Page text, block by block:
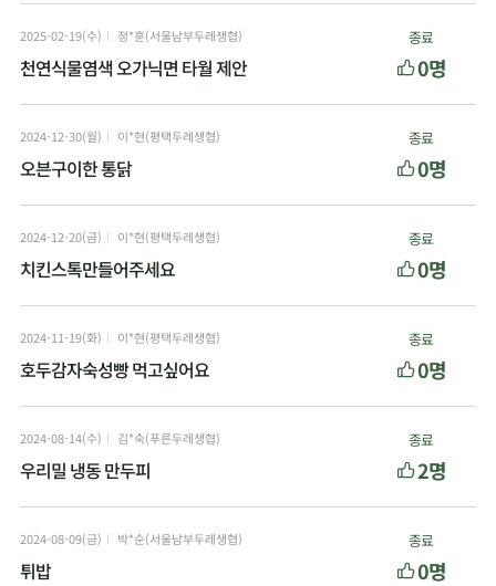
2025-02-19(수) 정*훈(서울남부두레생협)
천연식물염색 오가닉면 타월 제안
종료
0명
2024-12-30(월) 이*현(평택두레생협)
오븐구이한 통닭
종료
0명
2024-12-20(금) 이*현(평택두레생협)
치킨스톡만들어주세요
종료
0명
2024-11-19(화) 이*현(평택두레생협)
호두감자숙성빵 먹고싶어요
종료
0명
2024-08-14(수) 김*숙(푸른두레생협)
우리밀 냉동 만두피
종료
2명
2024-08-09(금) 박*순(서울남부두레생협)
튀밥
종료
0명